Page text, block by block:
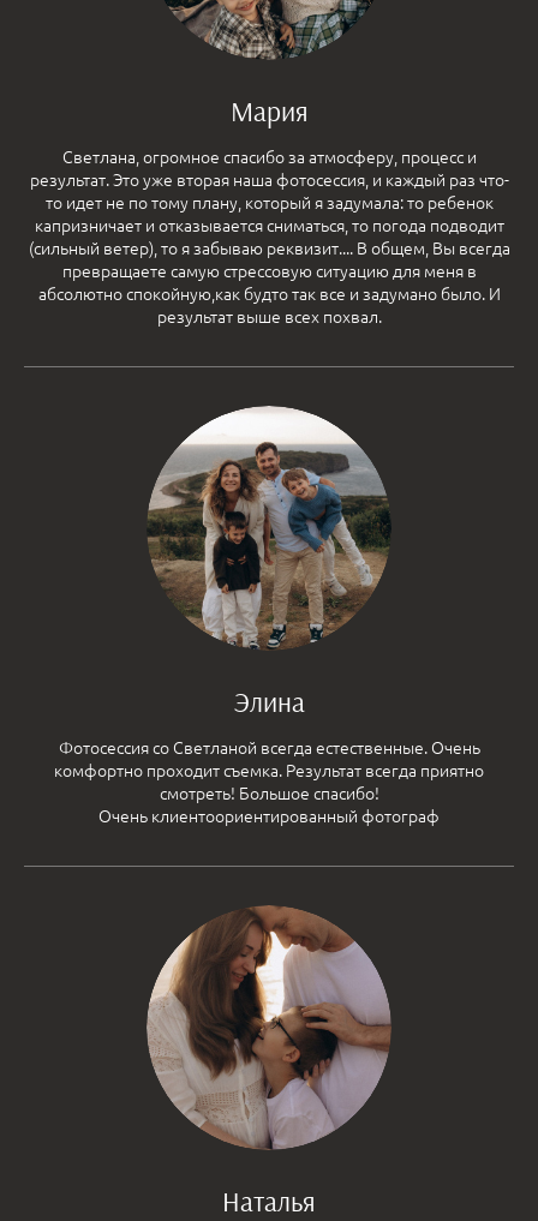
Мария
Светлана, огромное спасибо за атмосферу, процесс и
результат. Это уже вторая наша фотосессия, и каждый раз что-
то идет не по тому плану, который я задумала: то ребенок
капризничает и отказывается сниматься, то погода подводит
(сильный ветер), то я забываю реквизит.... В общем, Вы всегда
превращаете самую стрессовую ситуацию для меня в
абсолютно спокойную,как будто так все и задумано было. И
результат выше всех похвал.
Элина
Фотосессия со Светланой всегда естественные. Очень
комфортно проходит съемка. Результат всегда приятно
смотреть! Большое спасибо!
Очень клиентоориентированный фотограф
Наталья